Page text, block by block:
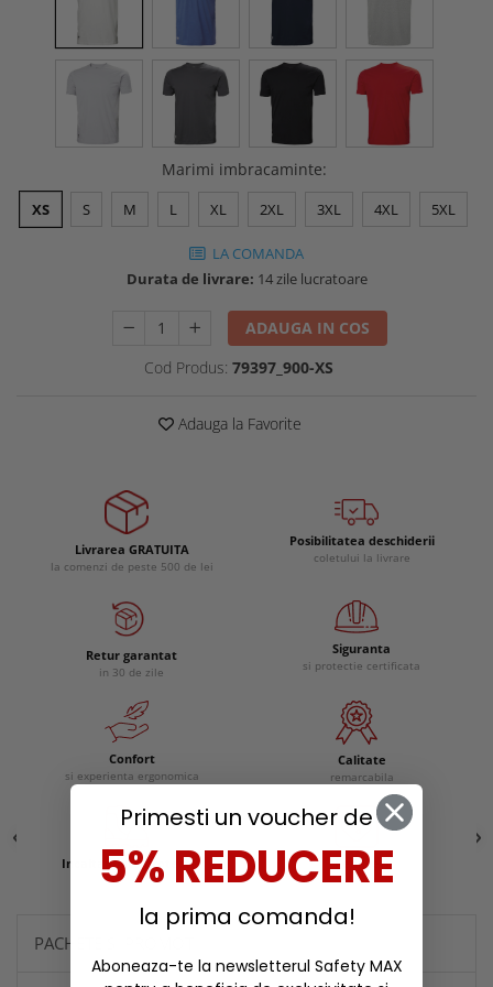
Echipamente specializate
Echipamente muncitori ferma
Echipamente mulgatori
Echipamente trimeri ongloane
Masti protectie
Manusi protectie
Casti si antifoane protectie
Menghine si prese
Marimi imbracaminte:
XS S M L XL 2XL 3XL 4XL 5XL
LA COMANDA
Durata de livrare: 14 zile lucratoare
ADAUGA IN COS
Cod Produs: 79397_900-XS
Adauga la Favorite
Livrarea GRATUITA
la comenzi de peste 500 de lei
Posibilitatea deschiderii
coletului la livrare
Retur garantat
in 30 de zile
Siguranta
si protectie certificata
Confort
si experienta ergonomica
Calitate
remarcabila
Incaltaminte protectie Reduceri
PACHETE SI PROMOTII
Primesti un voucher de
5% REDUCERE
la prima comanda!
Aboneaza-te la newsletterul Safety MAX